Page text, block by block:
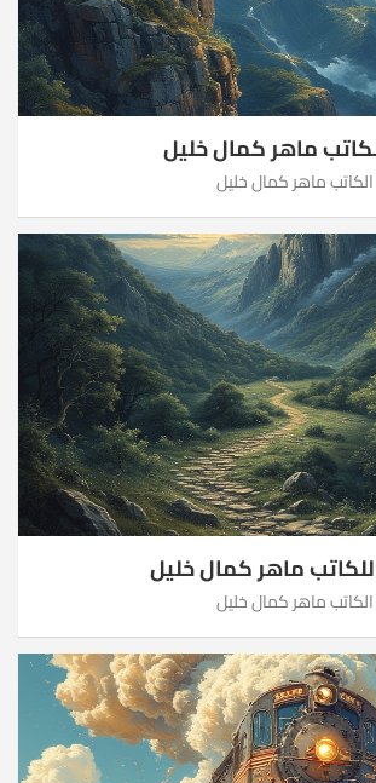
ماهر كمال خليل
الكاتب ماهر كمال خليل
ماهر كمال خليل
الكاتب ماهر كمال خليل